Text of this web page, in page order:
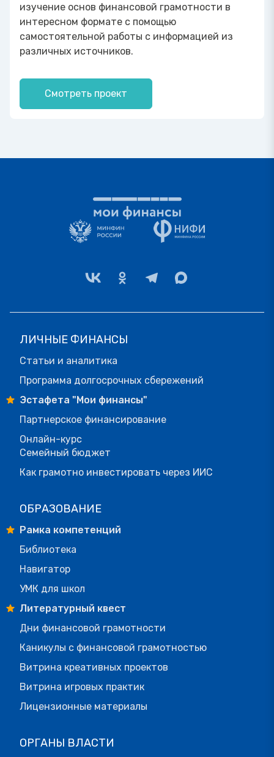
изучение основ финансовой грамотности в
интересном формате с помощью
самостоятельной работы с информацией из
различных источников.
Смотреть проект
ЛИЧНЫЕ ФИНАНСЫ
Статьи и аналитика
Программа долгосрочных сбережений
Эстафета "Мои финансы"
Партнерское финансирование
Онлайн-курс
Семейный бюджет
Как грамотно инвестировать через ИИС
ОБРАЗОВАНИЕ
Рамка компетенций
Библиотека
Навигатор
УМК для школ
Литературный квест
Дни финансовой грамотности
Каникулы с финансовой грамотностью
Витрина креативных проектов
Витрина игровых практик
Лицензионные материалы
ОРГАНЫ ВЛАСТИ